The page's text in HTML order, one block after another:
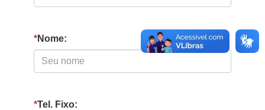
*Nome:
*Tel. Fixo: